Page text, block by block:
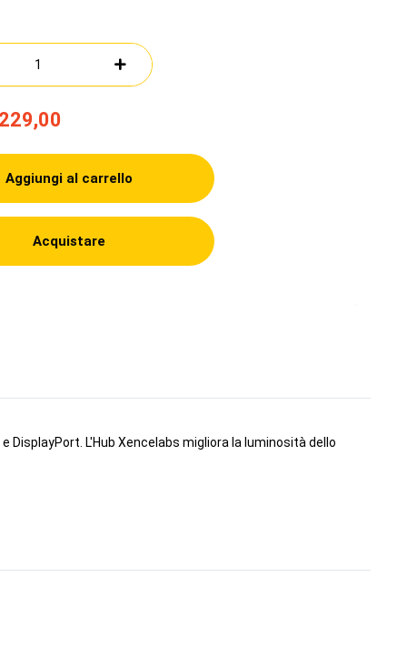
Aggiungi al carrello
Acquistare
DisplayPort. L'Hub Xencelabs migliora la luminosità dello